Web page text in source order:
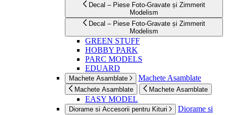
Decal – Piese Foto-Gravate și Zimmerit
Modelism
Decal – Piese Foto-Gravate și Zimmerit
Modelism
GREEN STUFF
HOBBY PARK
PARC MODELS
EDUARD
Machete Asamblate Machete Asamblate
Machete Asamblate Machete Asamblate
EASY MODEL
Diorame si Accesorii pentru Kituri
Diorame si